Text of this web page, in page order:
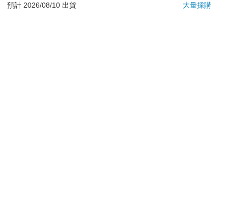
日）。
預計 2026/08/10 出貨
大量採購